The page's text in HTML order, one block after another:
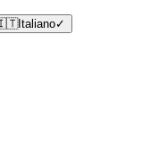
Italiano✓